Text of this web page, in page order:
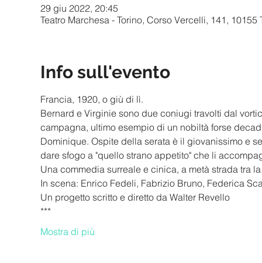
29 giu 2022, 20:45
Teatro Marchesa - Torino, Corso Vercelli, 141, 10155
Info sull'evento
Francia, 1920, o giù di lì.
Bernard e Virginie sono due coniugi travolti dal
campagna, ultimo esempio di un nobiltà forse
Dominique. Ospite della serata è il giovanissimo e
dare sfogo a "quello strano appetito" che li
Una commedia surreale e cinica, a metà strada tra
In scena: Enrico Fedeli, Fabrizio Bruno, Federica
Un progetto scritto e diretto da Walter Revello
***
Mostra di più